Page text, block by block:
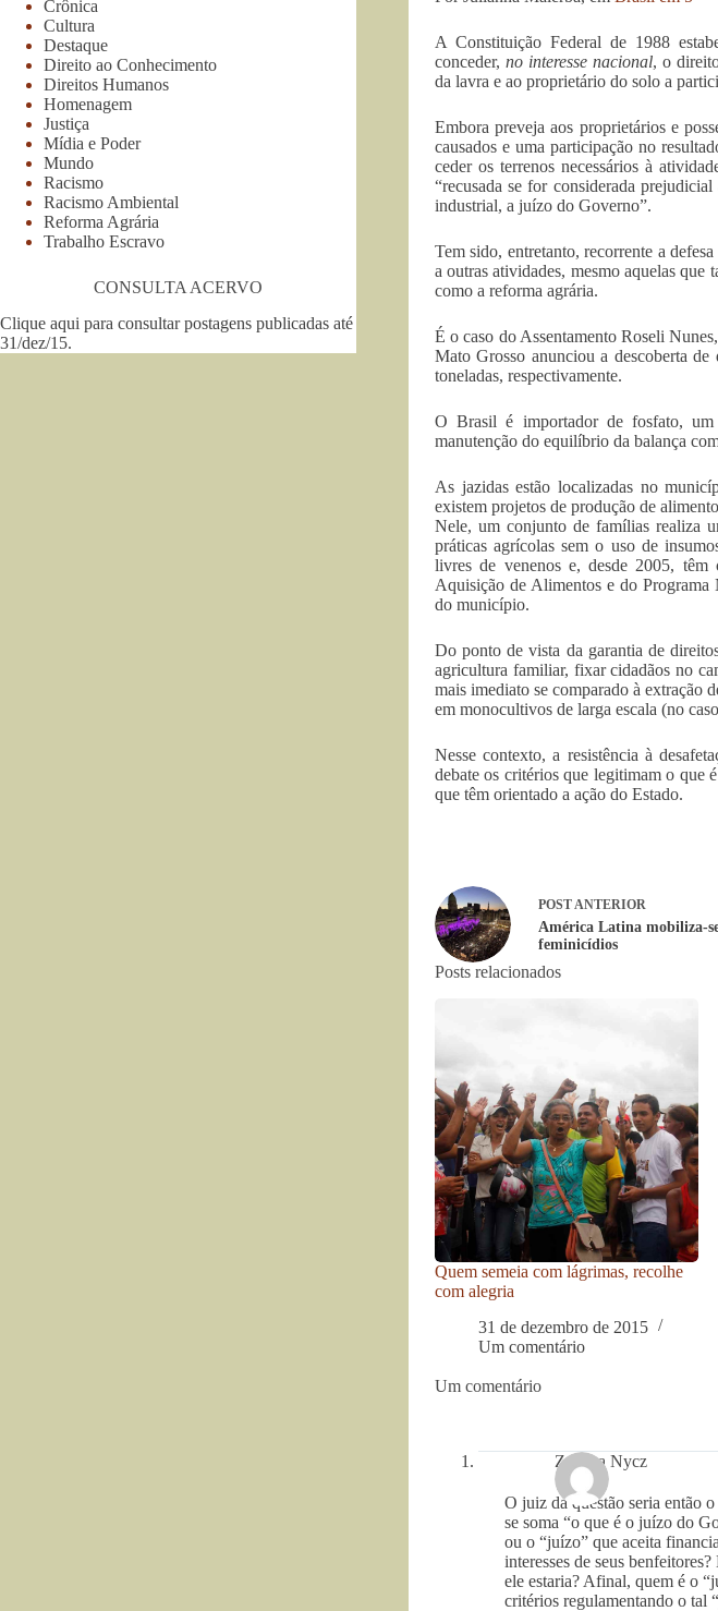
A Constituição Federal de 1988
conceder, no interesse nacional, o
da lavra e ao proprietário do solo a
Embora preveja aos proprietários e
causados e uma participação no
ceder os terrenos necessários à
“recusada se for considerada
industrial, a juízo do Governo”.
Tem sido, entretanto, recorrente a
a outras atividades, mesmo aquelas que
como a reforma agrária.
É o caso do Assentamento Roseli
Mato Grosso anunciou a descoberta
toneladas, respectivamente.
O Brasil é importador de fosfato,
manutenção do equilíbrio da balança
As jazidas estão localizadas no
existem projetos de produção de
Nele, um conjunto de famílias realiza
práticas agrícolas sem o uso de
livres de venenos e, desde 2005, têm
Aquisição de Alimentos e do Programa
do município.
Do ponto de vista da garantia de
agricultura familiar, fixar cidadãos no
mais imediato se comparado à extração
em monocultivos de larga escala (no
Nesse contexto, a resistência à
debate os critérios que legitimam o que
que têm orientado a ação do Estado.
POSTANTERIOR
América Latina mobiliza-
feminicídios
Posts relacionados
Quem semeia com lágrimas, recolhe
com alegria
31 de dezembro de 2015
Um comentário
Um comentário
Zuleica Nycz
O juiz da questão seria então
se soma “o que é o juízo do
ou o “juízo” que aceita
interesses de seus
ele estaria? Afinal, quem é o
critérios regulamentando o tal
Crônica
Cultura
Destaque
Direito ao Conhecimento
Direitos Humanos
Homenagem
Justiça
Mídia e Poder
Mundo
Racismo
Racismo Ambiental
Reforma Agrária
Trabalho Escravo
CONSULTA ACERVO
Clique aqui para consultar postagens publicadas até
31/dez/15.